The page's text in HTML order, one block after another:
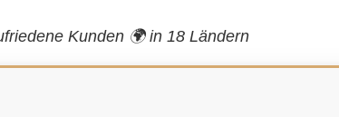
Kunden 🌍 in 18 Ländern